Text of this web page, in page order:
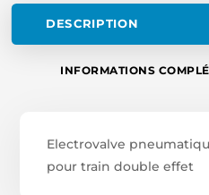
DESCRIPTION
INFORMATIONS
Electrovalve
pour train double effet